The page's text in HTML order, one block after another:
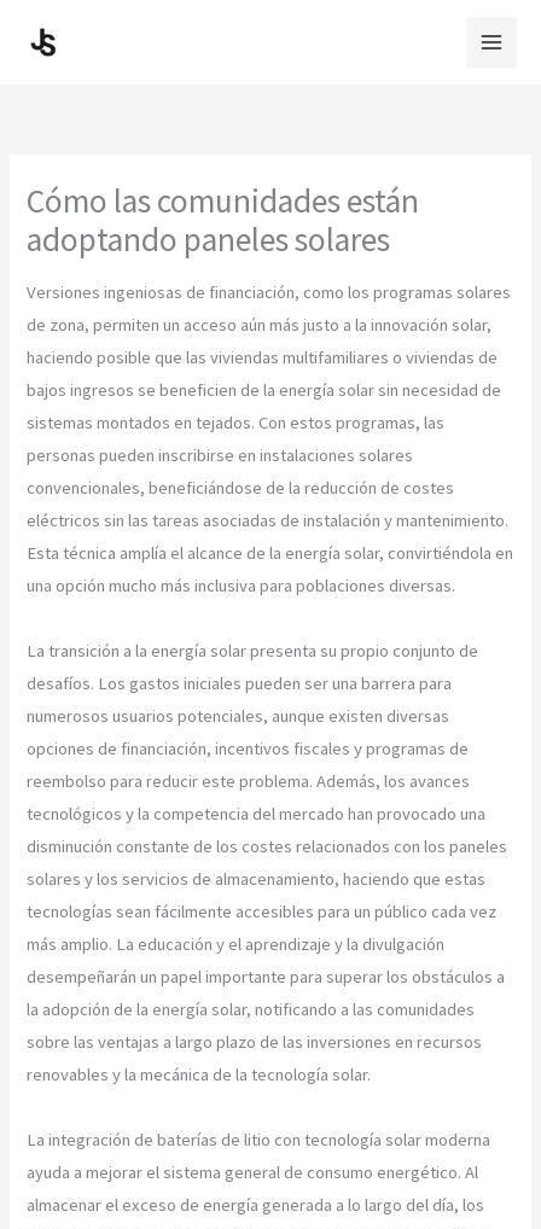
Cómo las comunidades están
adoptando paneles solares
Versiones ingeniosas de financiación, como los programas solares
de zona, permiten un acceso aún más justo a la innovación solar,
haciendo posible que las viviendas multifamiliares o viviendas de
bajos ingresos se beneficien de la energía solar sin necesidad de
sistemas montados en tejados. Con estos programas, las
personas pueden inscribirse en instalaciones solares
convencionales, beneficiándose de la reducción de costes
eléctricos sin las tareas asociadas de instalación y mantenimiento.
Esta técnica amplía el alcance de la energía solar, convirtiéndola en
una opción mucho más inclusiva para poblaciones diversas.
La transición a la energía solar presenta su propio conjunto de
desafíos. Los gastos iniciales pueden ser una barrera para
numerosos usuarios potenciales, aunque existen diversas
opciones de financiación, incentivos fiscales y programas de
reembolso para reducir este problema. Además, los avances
tecnológicos y la competencia del mercado han provocado una
disminución constante de los costes relacionados con los paneles
solares y los servicios de almacenamiento, haciendo que estas
tecnologías sean fácilmente accesibles para un público cada vez
más amplio. La educación y el aprendizaje y la divulgación
desempeñarán un papel importante para superar los obstáculos a
la adopción de la energía solar, notificando a las comunidades
sobre las ventajas a largo plazo de las inversiones en recursos
renovables y la mecánica de la tecnología solar.
La integración de baterías de litio con tecnología solar moderna
ayuda a mejorar el sistema general de consumo energético. Al
almacenar el exceso de energía generada a lo largo del día, los